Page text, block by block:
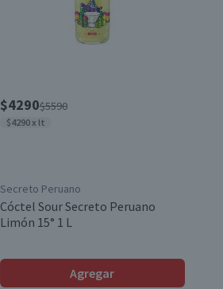
$4290$5590
$4290 x lt
Secreto Peruano
Cóctel Sour Secreto Peruano
Limón 15° 1 L
Agregar